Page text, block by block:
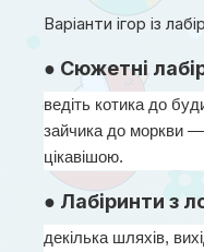
Варіанти ігор із
● Сюжетні
ведіть котика до
зайчика до моркви —
цікавішою.
● Лабіринти з
декілька шляхів,